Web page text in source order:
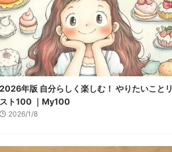
2026年版 自分らしく楽しむ！ やりたいことリ
スト100 ｜My100
2026/1/8